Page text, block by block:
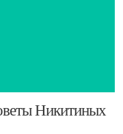
Никитиных